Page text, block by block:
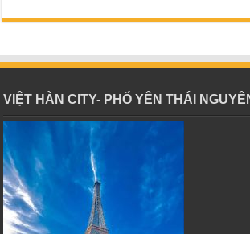
VIỆT HÀN CITY- PHỔ YÊN THÁI